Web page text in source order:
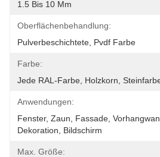
1.5 Bis 10 Mm
Oberflächenbehandlung:
Pulverbeschichtete, Pvdf Farbe
Farbe:
Jede RAL-Farbe, Holzkorn,
Anwendungen:
Fenster, Zaun, Fassade,
Dekoration, Bildschirm
Max. Größe: